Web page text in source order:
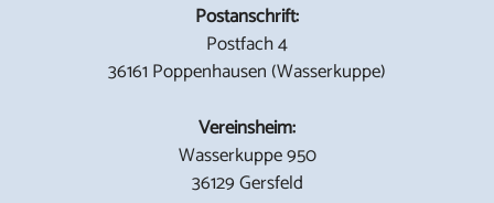
Postanschrift:
Postfach 4
36161 Poppenhausen (Wasserkuppe)
Vereinsheim:
Wasserkuppe 950
36129 Gersfeld